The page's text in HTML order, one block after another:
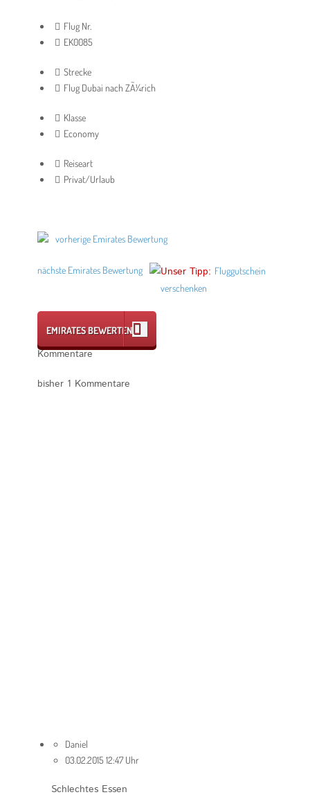
Flug Nr.
EK0085
Strecke
Flug Dubai nach ZÃ¼rich
Klasse
Economy
Reiseart
Privat/Urlaub
vorherige Emirates Bewertung
nächste Emirates Bewertung Unser Tipp: Fluggutschein
verschenken
EMIRATES BEWERTEN
Kommentare
bisher 1 Kommentare
Daniel
03.02.2015 12:47 Uhr
Schlechtes Essen